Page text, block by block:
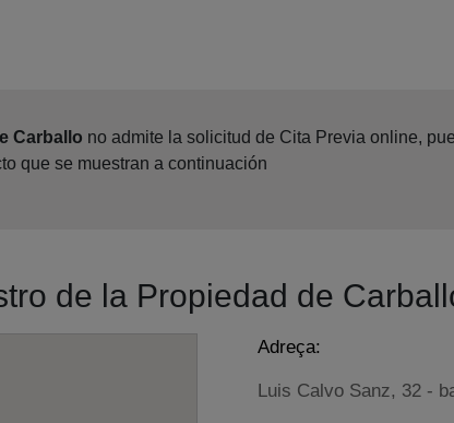
Carballo no admite la solicitud de Cita Previa online,
que se muestran a continuación
de la Propiedad de
Adreça:
Luis Calvo Sanz, 32 -